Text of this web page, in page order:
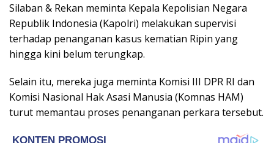
Silaban & Rekan meminta Kepala Kepolisian Negara
Republik Indonesia (Kapolri) melakukan supervisi
terhadap penanganan kasus kematian Ripin yang
hingga kini belum terungkap.
Selain itu, mereka juga meminta Komisi III DPR RI dan
Komisi Nasional Hak Asasi Manusia (Komnas HAM)
turut memantau proses penanganan perkara tersebut.